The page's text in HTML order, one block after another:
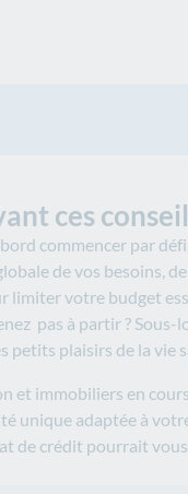
ces
commencer par
de vos besoins,
votre budget
pas à partir ?
petits plaisirs de la vie
et immobiliers en
unique adaptée à
de crédit pourrait